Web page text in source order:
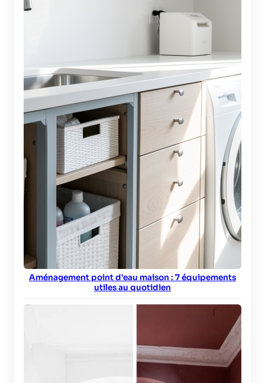
Aménagement point d’eau maison : 7 équipements
utiles au quotidien